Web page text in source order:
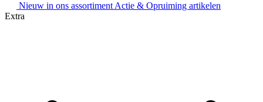
Nieuw in ons assortiment Actie & Opruiming artikelen
Extra